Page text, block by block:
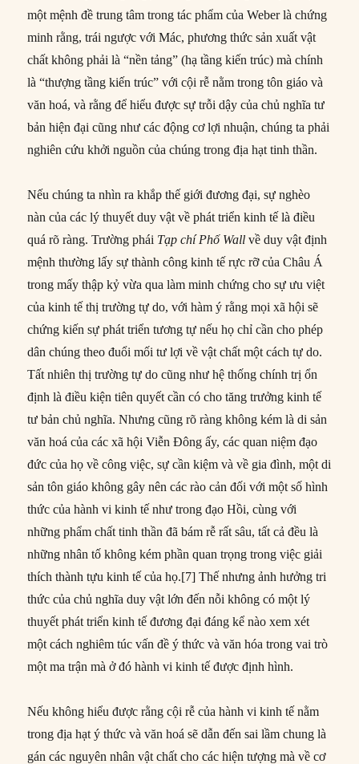
một mệnh đề trung tâm trong tác phẩm của Weber là chứng
minh rằng, trái ngược với Mác, phương thức sản xuất vật
chất không phải là “nền tảng” (hạ tầng kiến trúc) mà chính
là “thượng tầng kiến trúc” với cội rễ nằm trong tôn giáo và
văn hoá, và rằng để hiểu được sự trỗi dậy của chủ nghĩa tư
bản hiện đại cũng như các động cơ lợi nhuận, chúng ta phải
nghiên cứu khởi nguồn của chúng trong địa hạt tinh thần.
Nếu chúng ta nhìn ra khắp thế giới đương đại, sự nghèo
nàn của các lý thuyết duy vật về phát triển kinh tế là điều
quá rõ ràng. Trường phái Tạp chí Phố Wall về duy vật định
mệnh thường lấy sự thành công kinh tế rực rỡ của Châu Á
trong mấy thập kỷ vừa qua làm minh chứng cho sự ưu việt
của kinh tế thị trường tự do, với hàm ý rằng mọi xã hội sẽ
chứng kiến sự phát triển tương tự nếu họ chỉ cần cho phép
dân chúng theo đuổi mối tư lợi về vật chất một cách tự do.
Tất nhiên thị trường tự do cũng như hệ thống chính trị ổn
định là điều kiện tiên quyết cần có cho tăng trưởng kinh tế
tư bản chủ nghĩa. Nhưng cũng rõ ràng không kém là di sản
văn hoá của các xã hội Viễn Đông ấy, các quan niệm đạo
đức của họ về công việc, sự cần kiệm và về gia đình, một di
sản tôn giáo không gây nên các rào cản đối với một số hình
thức của hành vi kinh tế như trong đạo Hồi, cùng với
những phẩm chất tinh thần đã bám rễ rất sâu, tất cả đều là
những nhân tố không kém phần quan trọng trong việc giải
thích thành tựu kinh tế của họ.[7] Thế nhưng ảnh hưởng tri
thức của chủ nghĩa duy vật lớn đến nỗi không có một lý
thuyết phát triển kinh tế đương đại đáng kể nào xem xét
một cách nghiêm túc vấn đề ý thức và văn hóa trong vai trò
một ma trận mà ở đó hành vi kinh tế được định hình.
Nếu không hiểu được rằng cội rễ của hành vi kinh tế nằm
trong địa hạt ý thức và văn hoá sẽ dẫn đến sai lầm chung là
gán các nguyên nhân vật chất cho các hiện tượng mà về cơ